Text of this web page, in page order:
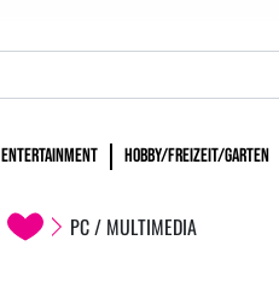
ENTERTAINMENT HOBBY/FREIZEIT/GARTEN
PC / MULTIMEDIA